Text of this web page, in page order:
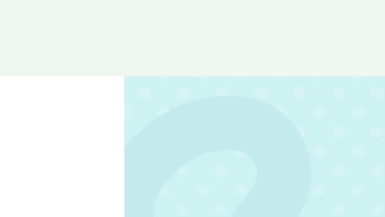
の力を実感しました。